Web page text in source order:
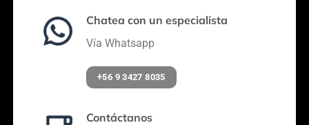
Chatea con un especialista
Vía Whatsapp
+56 9 3427 8035
Contáctanos